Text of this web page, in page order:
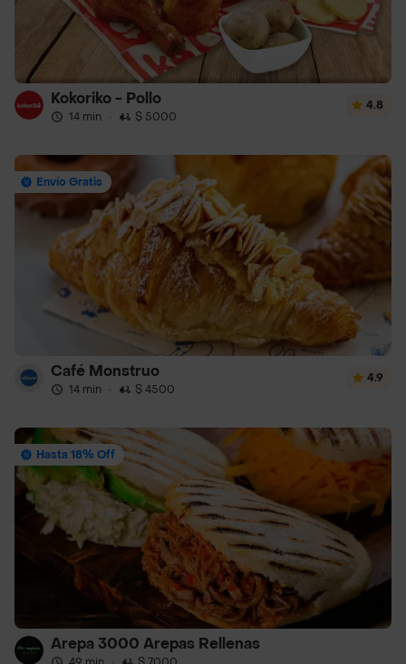
Kokoriko - Pollo
14 min · $ 5000
4.8
Envío Gratis
Café Monstruo
14 min · $ 4500
4.9
Hasta 18% Off
Arepa 3000 Arepas Rellenas